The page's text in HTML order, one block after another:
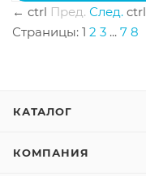
← ctrl Пред. След. ctrl
Страницы: 1 2 3 ... 7 8
КАТАЛОГ
КОМПАНИЯ